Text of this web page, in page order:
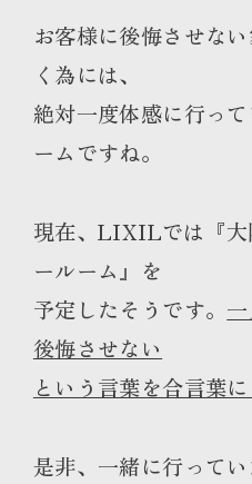
お客様に後悔させな
く為には、
絶対一度体感に行っ
ームですね。
現在、LIXILでは『大
ールーム』を
予定したそうです。
後悔させない
という言葉を合言葉
是非、一緒に行ってい